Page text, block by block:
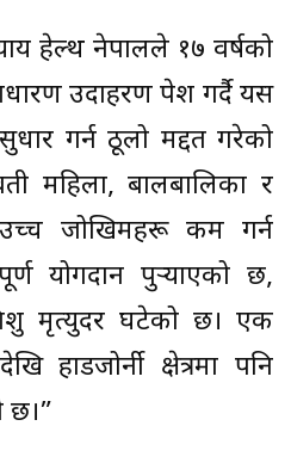
हेल्थ नेपालले १७ वर्षको
उदाहरण पेश गर्दै यस
सुधार गर्न ठूलो मद्दत गरेको
महिला, बालबालिका र
जोखिमहरू कम गर्न
योगदान पुर्‍याएको छ,
मृत्युदर घटेको छ। एक
हाडजोर्नी क्षेत्रमा पनि
छ।”